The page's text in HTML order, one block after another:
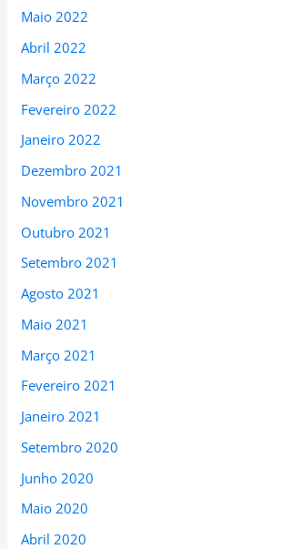
Maio 2022
Abril 2022
Março 2022
Fevereiro 2022
Janeiro 2022
Dezembro 2021
Novembro 2021
Outubro 2021
Setembro 2021
Agosto 2021
Maio 2021
Março 2021
Fevereiro 2021
Janeiro 2021
Setembro 2020
Junho 2020
Maio 2020
Abril 2020